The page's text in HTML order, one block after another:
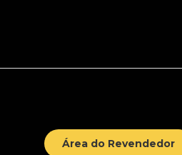
Área do Revendedor